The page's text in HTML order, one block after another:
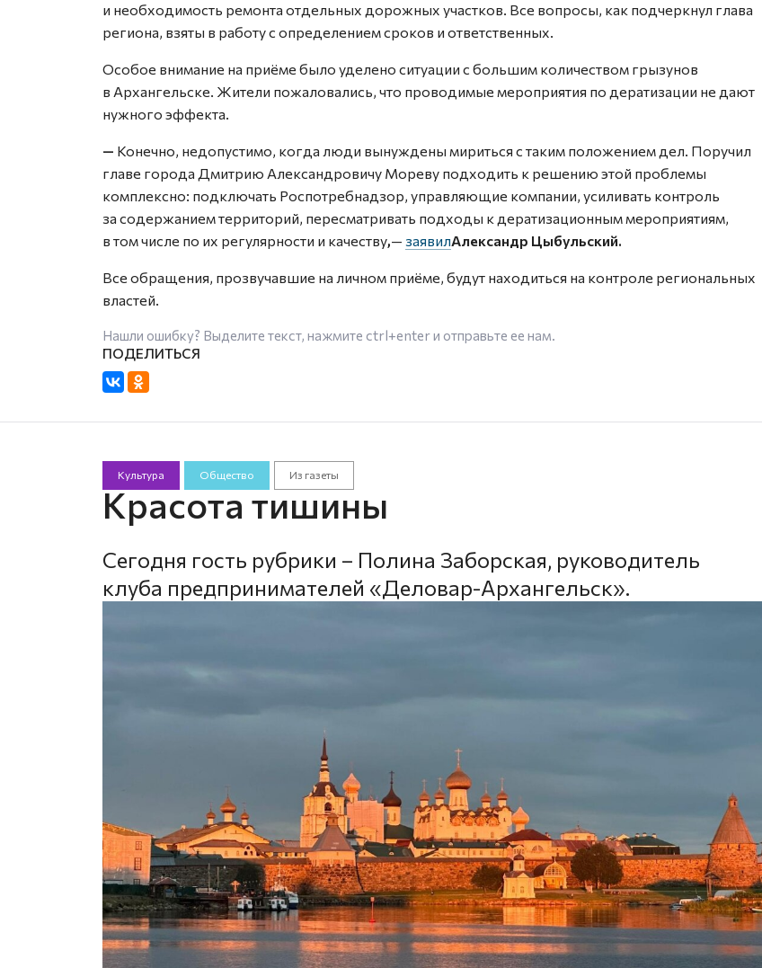
и необходимость ремонта отдельных дорожных участков. Все вопросы, как подчеркнул глава
региона, взяты в работу с определением сроков и ответственных.
Особое внимание на приёме было уделено ситуации с большим количеством грызунов
в Архангельске. Жители пожаловались, что проводимые мероприятия по дератизации не дают
нужного эффекта.
— Конечно, недопустимо, когда люди вынуждены мириться с таким положением дел. Поручил
главе города Дмитрию Александровичу Мореву подходить к решению этой проблемы
комплексно: подключать Роспотребнадзор, управляющие компании, усиливать контроль
за содержанием территорий, пересматривать подходы к дератизационным мероприятиям,
в том числе по их регулярности и качеству,— заявилАлександр Цыбульский.
Все обращения, прозвучавшие на личном приёме, будут находиться на контроле региональных
властей.
Нашли ошибку? Выделите текст, нажмите ctrl+enterи отправьте ее нам.
Культура Общество Из газеты
Красота тишины
Сегодня гость рубрики – Полина Заборская, руководитель
клуба предпринимателей «Деловар-Архангельск».